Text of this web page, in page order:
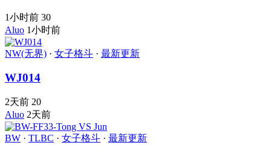
1小时前 30
Aluo 1小时前
NW(无界) · 女子格斗 · 最新更新
WJ014
2天前 20
Aluo 2天前
BW · TLBC · 女子格斗 · 最新更新